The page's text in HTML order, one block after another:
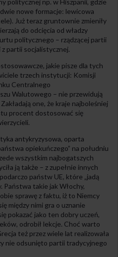
politycznej np. w Hiszpanii, gdzie
nowe formacje: lewicowa
Już teraz gruntownie zmieniły
do odcięcia od władzy
politycznego – rządzącej partii
partii socjalistycznej.
jakie pisze dla tych
trzech instytucji: Komisji
Centralnego
Walutowego – nie przewidują
one, że kraje najboleśniej
procent dostosować się
antykryzysowa, oparta
opiekuńczego” na południu
wszystkim najbogatszych
ją także – z zupełnie innych
państw UE, które „jadą
Państwa takie jak Włochy,
sprawę z faktu, iż to Niemcy
między nimi gra o uznanie
pokazać jako ten dobry uczeń,
odrobił lekcje. Choć warto
też przez wiele lat realizowała
nie odsunięto partii tradycyjnego